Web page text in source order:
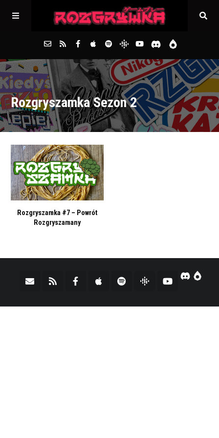
Główna
Archiwum
FAQs
Kontakt
Rozgryszamka Sezon 2
Rozgryszamka #7 – Powrót
Rozgryszamany